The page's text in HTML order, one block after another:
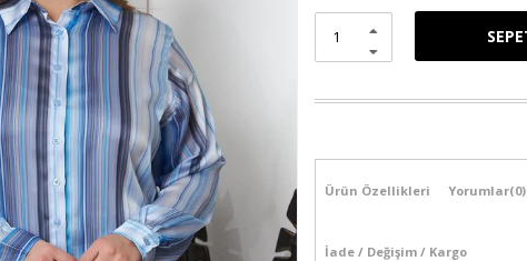
Ürün Özellikleri Yorumlar(0)
İade / Değişim / Kargo